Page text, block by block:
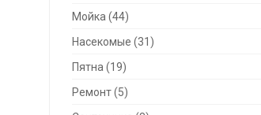
Мойка (44)
Насекомые (31)
Пятна (19)
Ремонт(5)